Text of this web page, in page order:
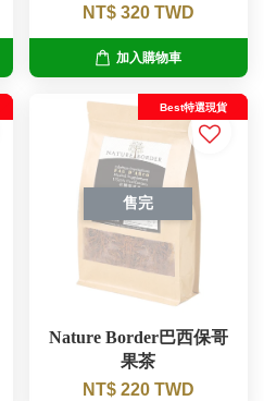
NT$ 320 TWD
加入購物車
售完
Best特選現貨
Nature Border巴西保哥
果茶
NT$ 220 TWD